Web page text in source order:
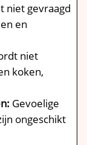
niet gevraagd
en
niet
koken,
Gevoelige
ongeschikt